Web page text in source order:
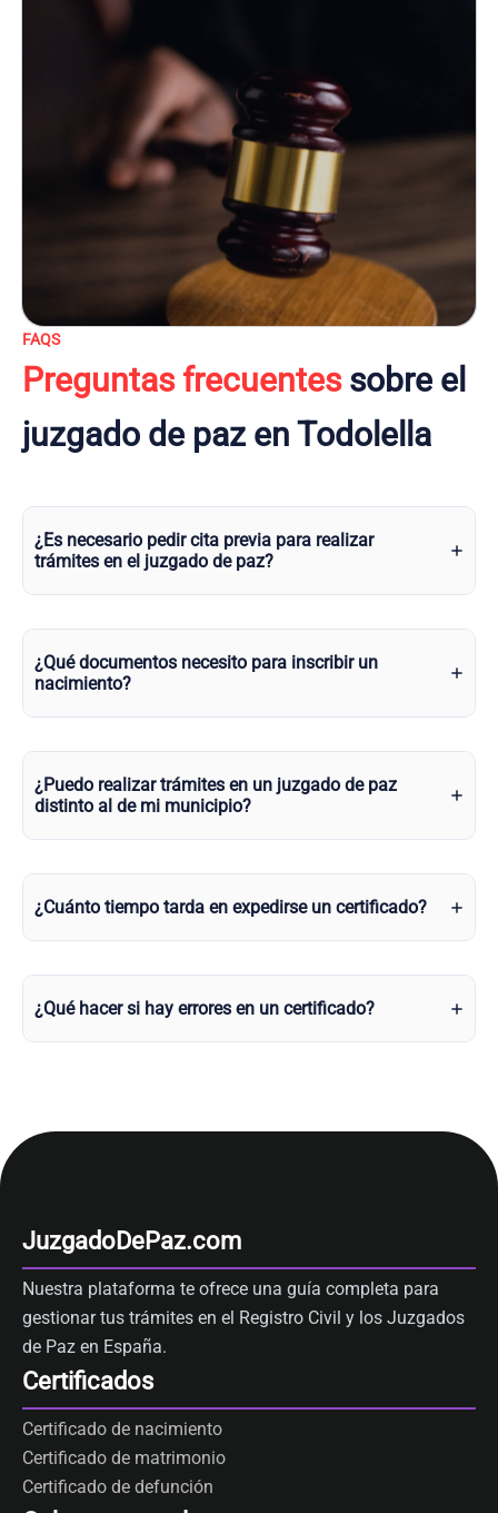
FAQS
Preguntas frecuentessobre el
juzgado de paz en Todolella
¿Es necesario pedir cita previa para realizar
trámites en el juzgado de paz?
¿Qué documentos necesito para inscribir un
nacimiento?
¿Puedo realizar trámites en un juzgado de paz
distinto al de mi municipio?
¿Cuánto tiempo tarda en expedirse un certificado?
¿Qué hacer si hay errores en un certificado?
JuzgadoDePaz.com
Nuestra plataforma te ofrece una guía completa para
gestionar tus trámites en el Registro Civil y los Juzgados
de Paz en España.
Certificados
Certificado de nacimiento
Certificado de matrimonio
Certificado de defunción